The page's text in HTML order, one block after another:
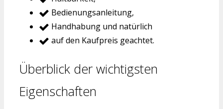
Bedienungsanleitung,
Handhabung und natürlich
auf den Kaufpreis geachtet.
Überblick der wichtigsten
Eigenschaften